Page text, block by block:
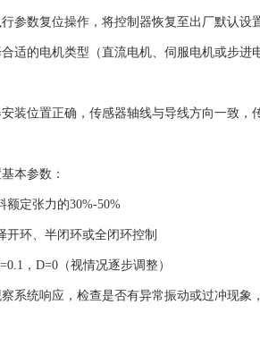
数复位操作，将控制器恢复至出厂默认设
的电机类型（直流电机、伺服电机或步进
位置正确，传感器轴线与导线方向一致，
本参数：
定张力的30%-50%
环、半闭环或全闭环控制
，D=0（视情况逐步调整）
统响应，检查是否有异常振动或过冲现象